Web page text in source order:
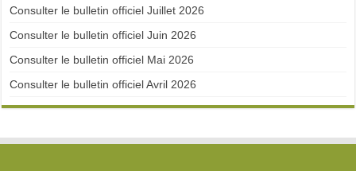
Consulter le bulletin officiel Juillet 2026
Consulter le bulletin officiel Juin 2026
Consulter le bulletin officiel Mai 2026
Consulter le bulletin officiel Avril 2026